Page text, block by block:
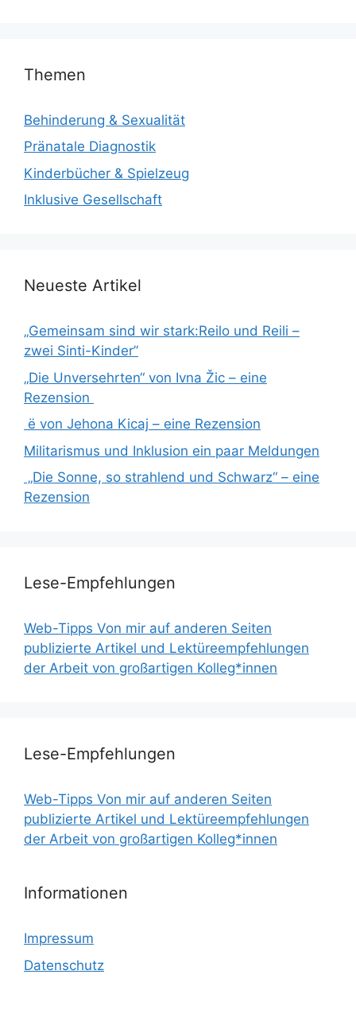
Themen
Behinderung & Sexualität
Pränatale Diagnostik
Kinderbücher & Spielzeug
Inklusive Gesellschaft
Neueste Artikel
„Gemeinsam sind wir stark:Reilo und Reili –
zwei Sinti-Kinder”
„Die Unversehrten“ von Ivna Žic – eine
Rezension
ë von Jehona Kicaj – eine Rezension
Militarismus und Inklusion ein paar Meldungen
„Die Sonne, so strahlend und Schwarz“ – eine
Rezension
Lese-Empfehlungen
Web-Tipps Von mir auf anderen Seiten
publizierte Artikel und Lektüreempfehlungen
der Arbeit von großartigen Kolleg*innen
Lese-Empfehlungen
Web-Tipps Von mir auf anderen Seiten
publizierte Artikel und Lektüreempfehlungen
der Arbeit von großartigen Kolleg*innen
Informationen
Impressum
Datenschutz